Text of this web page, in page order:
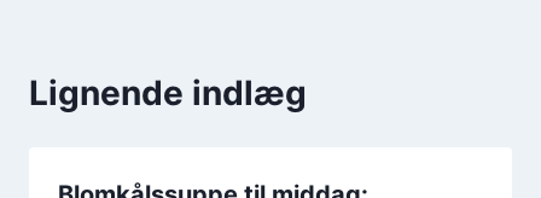
Lignende indlæg